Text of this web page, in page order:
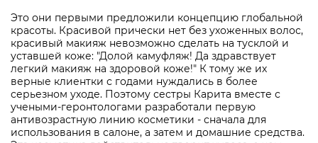
Это они первыми предложили концепцию глобальной
красоты. Красивой прически нет без ухоженных волос,
красивый макияж невозможно сделать на тусклой и
уставшей коже: "Долой камуфляж! Да здравствует
легкий макияж на здоровой коже!" К тому же их
верные клиентки с годами нуждались в более
серьезном уходе. Поэтому сестры Карита вместе с
учеными-геронтологами разработали первую
антивозрастную линию косметики - сначала для
использования в салоне, а затем и домашние средства.